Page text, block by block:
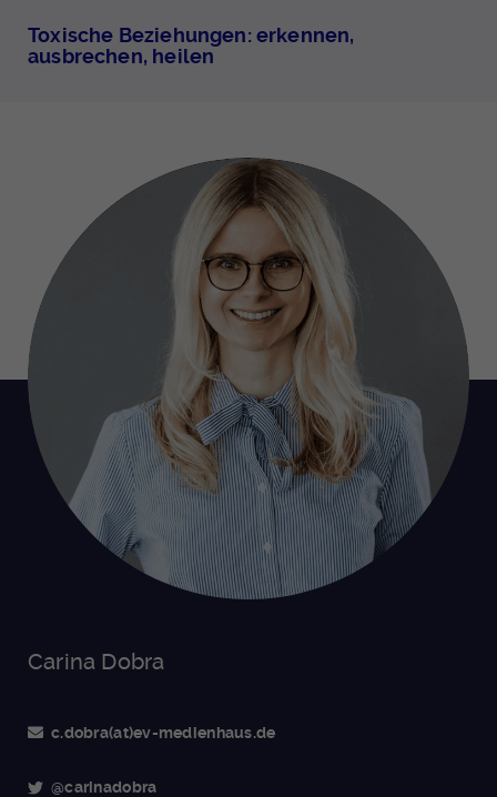
Toxische Beziehungen: erkennen,
ausbrechen, heilen
Carina Dobra
c.dobra(at)ev-medienhaus.de
@carinadobra